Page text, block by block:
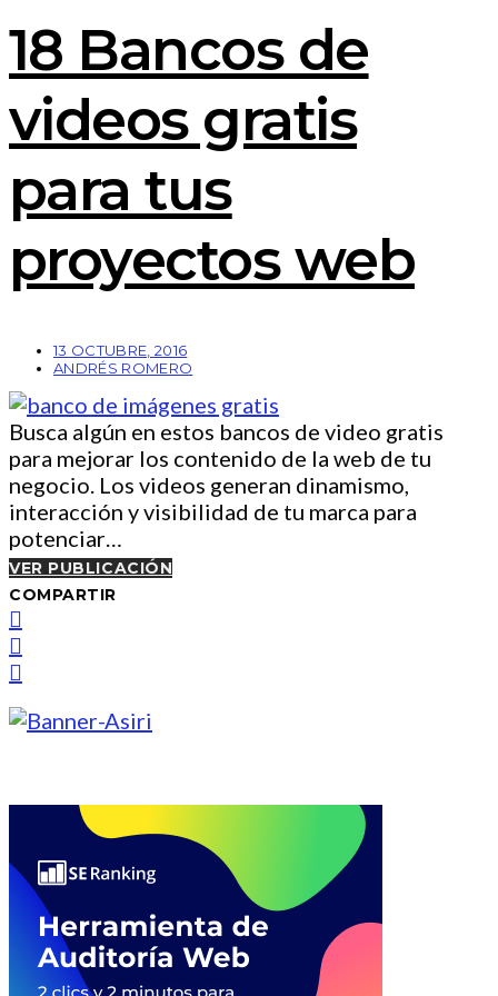
18 Bancos de
videos gratis
para tus
proyectos web
13 OCTUBRE, 2016
ANDRÉS ROMERO
Busca algún en estos bancos de video gratis
para mejorar los contenido de la web de tu
negocio. Los videos generan dinamismo,
interacción y visibilidad de tu marca para
potenciar…
VER PUBLICACIÓN
COMPARTIR